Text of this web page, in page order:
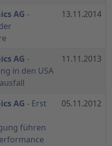
AG -
13.11.2014
AG -
in den USA
11.11.2013
AG - Erst
führen
05.11.2012